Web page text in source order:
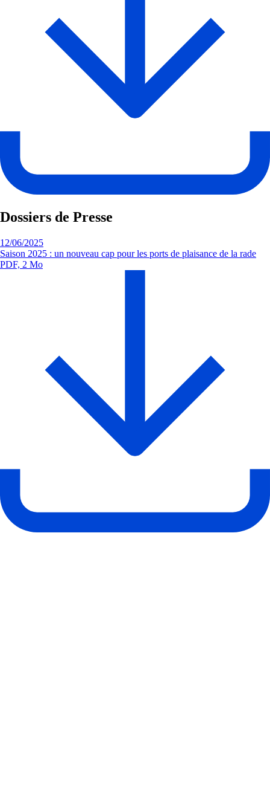
Dossiers de Presse
12/06/2025
Saison 2025 : un nouveau cap pour les ports de plaisance de la rade
PDF, 2 Mo